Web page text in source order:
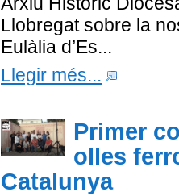
Llobregat sobre la
Eulàlia d’Es...
Llegir més...
Primer
olles
Catalunya